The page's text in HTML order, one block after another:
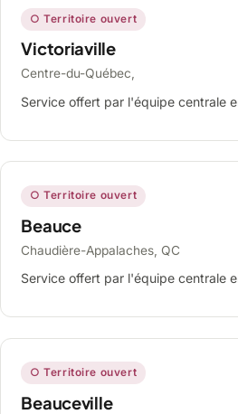
○ Territoire ouvert
Victoriaville
Centre-du-Québec,
Service offert par l'équipe centrale
○ Territoire ouvert
Beauce
Chaudière-Appalaches, QC
Service offert par l'équipe centrale
○ Territoire ouvert
Beauceville